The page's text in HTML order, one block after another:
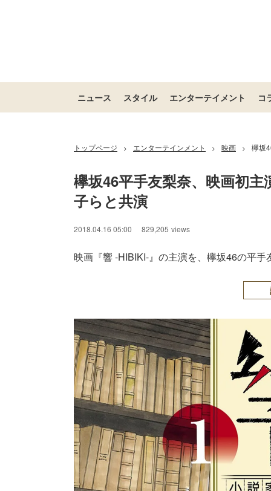
ニュース スタイル エンターテイメント コ
トップページ > エンターテインメント > 映画 > 欅坂
欅坂46平手友梨奈、映画初
子らと共演
2018.04.16 05:00 829,205 views
映画『響 -HIBIKI-』の主演を、欅坂46の平